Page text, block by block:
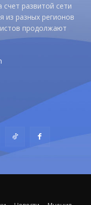
счет развитой сети
из разных регионов
продолжают